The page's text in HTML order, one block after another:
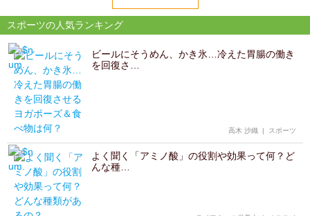
スポーツの人気ランキング
ビールにそうめん、かき氷…冷えた胃腸の働き
を回復さ…
高木 沙織 | スポーツ
よく聞く「アミノ酸」の役割や効果って何？ど
んな種…